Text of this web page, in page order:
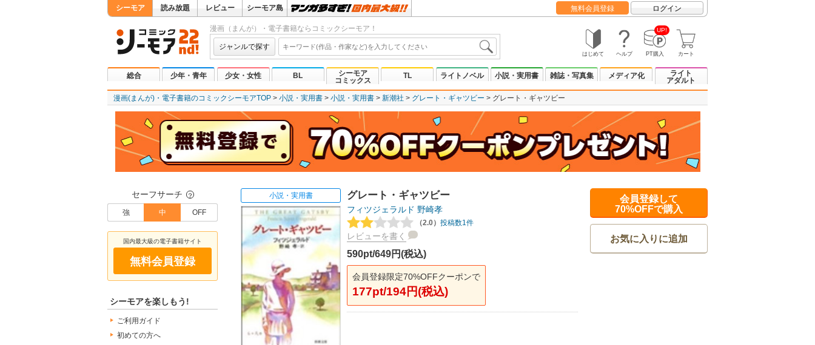
シーモア 読み放題 レビュー シーモア島 無料会員登録 ログイン
漫画（まんが）・電子書籍ならコミックシーモア！
ジャンルで探す
はじめて ヘルプ
UP!
PT購入 カート
総合 少年・青年 少女・女性 BL
シーモア
コミックス
TL ライトノベル 小説・実用書 雑誌・写真集 メディア化
ライト
アダルト
漫画(まんが)・電子書籍のコミックシーモアTOP 小説・実用書 小説・実用書 新潮社 グレート・ギャツビー グレート・ギャツビー
セーフサーチ ？
強 中 OFF
国内最大級の電子書籍サイト
無料会員登録
シーモアを楽しもう!
ご利用ガイド
初めての方へ
小説・実用書 グレート・ギャツビー
フィツジェラルド 野崎孝
（2.0） 投稿数1件
レビューを書く
590pt/649円(税込)
会員登録限定70%OFFクーポンで
177pt/194円(税込)
会員登録して
70%OFFで購入
お気に入りに追加